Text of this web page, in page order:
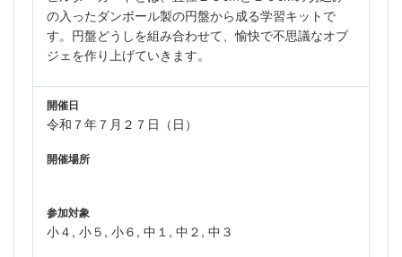
の入ったダンボール製の円盤から成る学習キットで
す。円盤どうしを組み合わせて、愉快で不思議なオブ
ジェを作り上げていきます。
開催日
令和７年７月２７日（日）
開催場所
参加対象
小４, 小５, 小６, 中１, 中２, 中３